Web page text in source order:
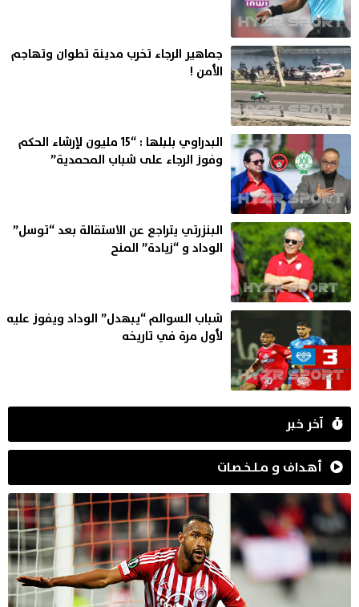
جماهير الرجاء تخرب مدينة تطوان وتهاجم
الأمن !
البدراوي بلبلها : “15 مليون لإرشاء الحكم
وفوز الرجاء على شباب المحمدية”
البنزرتي يتراجع عن الاستقالة بعد “توسل”
الوداد و “زيادة” المنح
شباب السوالم “يبهدل” الوداد ويفوز عليه
لأول مرة في تاريخه
آخر خبر
أهـداف و مـلـخـصـات